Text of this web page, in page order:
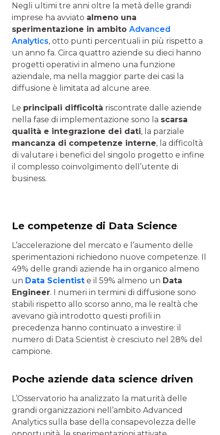
Negli ultimi tre anni oltre la metà delle grandi
imprese ha avviato almeno una
sperimentazione in ambito Advanced
Analytics, otto punti percentuali in più rispetto a
un anno fa. Circa quattro aziende su dieci hanno
progetti operativi in almeno una funzione
aziendale, ma nella maggior parte dei casi la
diffusione è limitata ad alcune aree.
Le principali difficoltà riscontrate dalle aziende
nella fase di implementazione sono la scarsa
qualità e integrazione dei dati, la parziale
mancanza di competenze interne, la difficoltà
di valutare i benefici del singolo progetto e infine
il complesso coinvolgimento dell’utente di
business.
Le competenze di Data Science
L’accelerazione del mercato e l’aumento delle
sperimentazioni richiedono nuove competenze. Il
49% delle grandi aziende ha in organico almeno
un Data Scientist e il 59% almeno un Data
Engineer. I numeri in termini di diffusione sono
stabili rispetto allo scorso anno, ma le realtà che
avevano già introdotto questi profili in
precedenza hanno continuato a investire: il
numero di Data Scientist è cresciuto nel 28% del
campione.
Poche aziende data science driven
L’Osservatorio ha analizzato la maturità delle
grandi organizzazioni nell’ambito Advanced
Analytics sulla base della consapevolezza delle